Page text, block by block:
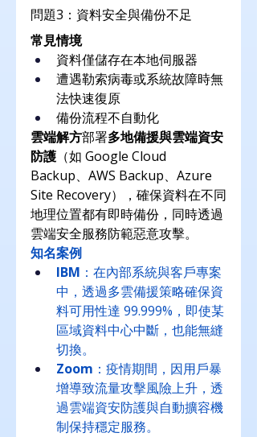
問題3：資料安全與備份不足
常見情境
資料僅儲存在本地伺服器
遭遇勒索病毒或系統故障時無
法快速復原
備份流程不自動化
雲端解方部署多地備援與雲端資安
防護 （如 Google Cloud
Backup、AWS Backup、Azure
Site Recovery），確保資料在不同
地理位置都有即時備份，同時透過
雲端安全服務防範惡意攻擊。
知名案例
IBM ：在內部系統與客戶專案
中，透過多雲備援策略確保資
料可用性達 99.999%，即使某
區域資料中心中斷，也能無縫
切換。
Zoom ：疫情期間，因用戶暴
增導致流量攻擊風險上升，透
過雲端資安防護與自動擴容機
制保持穩定服務。